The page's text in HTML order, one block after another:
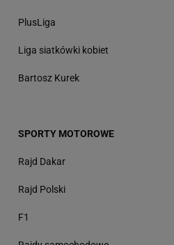
PlusLiga
Liga siatkówki kobiet
Bartosz Kurek
SPORTY MOTOROWE
Rajd Dakar
Rajd Polski
F1